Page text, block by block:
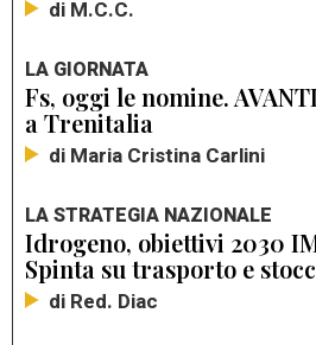
di M.C.C.
LA GIORNATA
Fs, oggi le nomine.
a Trenitalia
di Maria Cristina Carlini
LA STRATEGIA NAZIONALE
Idrogeno, obiettivi 2030
Spinta su trasporto e
di Red. Diac